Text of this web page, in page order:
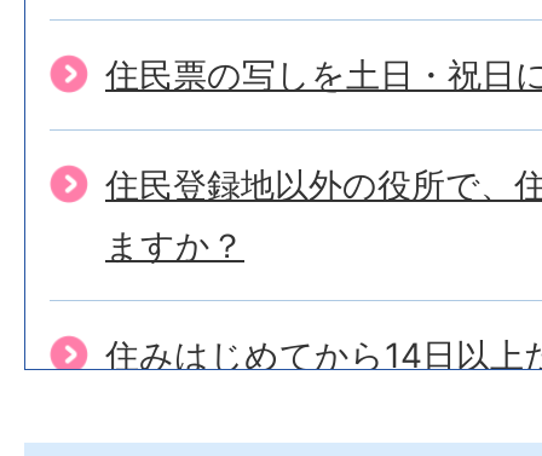
住民票の写しを土日・祝日
住民登録地以外の役所で、
ますか？
住みはじめてから14日以上